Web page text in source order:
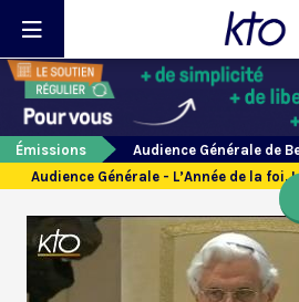
Émissions
Audience Générale de
Audience Générale - L’Année de la foi.